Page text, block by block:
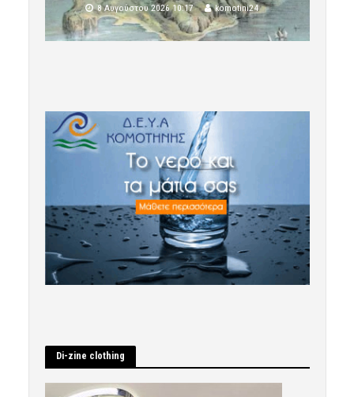
8 Αυγούστου 2026 10:17 komotini24
Di-zine clothing